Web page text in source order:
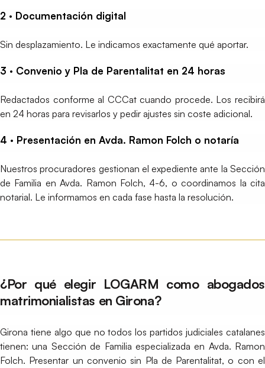
2 · Documentación digital
Sin desplazamiento. Le indicamos exactamente qué aportar.
3 · Convenio y Pla de Parentalitat en 24 horas
Redactados conforme al CCCat cuando procede. Los recibirá
en 24 horas para revisarlos y pedir ajustes sin coste adicional.
4 · Presentación en Avda. Ramon Folch o notaría
Nuestros procuradores gestionan el expediente ante la Sección
de Familia en Avda. Ramon Folch, 4-6, o coordinamos la cita
notarial. Le informamos en cada fase hasta la resolución.
¿Por qué elegir LOGARM como abogados
matrimonialistas en Girona?
Girona tiene algo que no todos los partidos judiciales catalanes
tienen: una Sección de Familia especializada en Avda. Ramon
Folch. Presentar un convenio sin Pla de Parentalitat, o con el